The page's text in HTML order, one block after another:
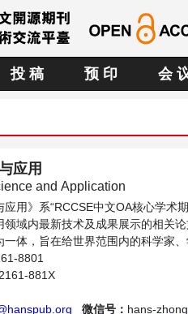
投 稿 预 印 会
应用
and Application
应用》系“RCCSE中文OA核心学
领域内最新技术及成果展示的相关
一体，旨在给世界范围内的科学家
的交流平台。
8801
2161-881X
微信号： hans-zhong